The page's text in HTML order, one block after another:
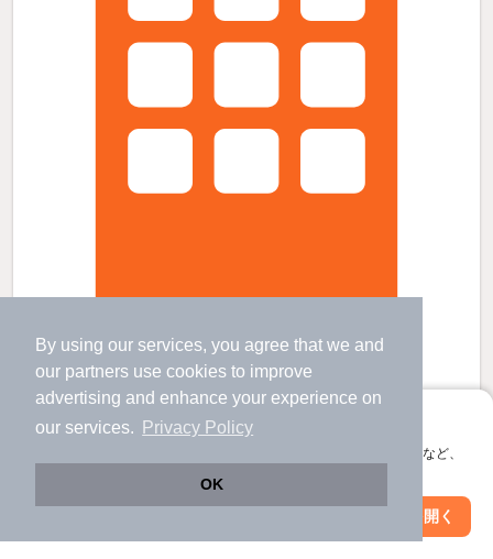
By using our services, you agree that we and
our partners use cookies to improve
advertising and enhance your experience on
our services.
Privacy Policy
OK
アプリに切り替えて、サクサクお部屋探し
会員登録なしですぐ使える。マップ検索やお気に入り保存など、
アプリを開く
ヴィラ澄川幸の賃貸物件
分 （地下南北線）
自衛隊前駅 歩15 分 （地下南北線）
南平岸駅 歩
絞り込み条件を変更